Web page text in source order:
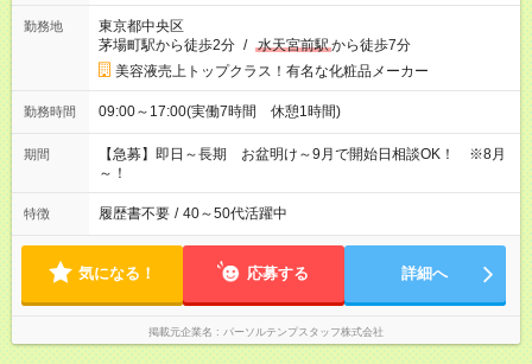
勤務地
東京都中央区
茅場町駅から徒歩2分 / 水天宮前駅から徒歩7分
美容液売上トップクラス！有名な化粧品メーカー
勤務時間 09:00～17:00(実働7時間 休憩1時間)
期間
【急募】即日～長期 お盆明け～9月で開始日相談OK！ ※8月
～！
特徴 履歴書不要 / 40～50代活躍中
気になる！ 応募する 詳細へ
掲載元企業名 パーソルテンプスタッフ株式会社